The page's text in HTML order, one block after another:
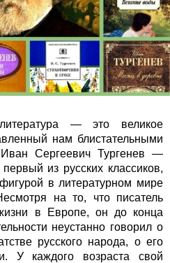
литература — это великое
нам блистательными
Сергеевич Тургенев —
из русских классиков,
в литературном мире
на то, что писатель
в Европе, он до конца
неустанно говорил о
русского народа, о его
У каждого возраста свой